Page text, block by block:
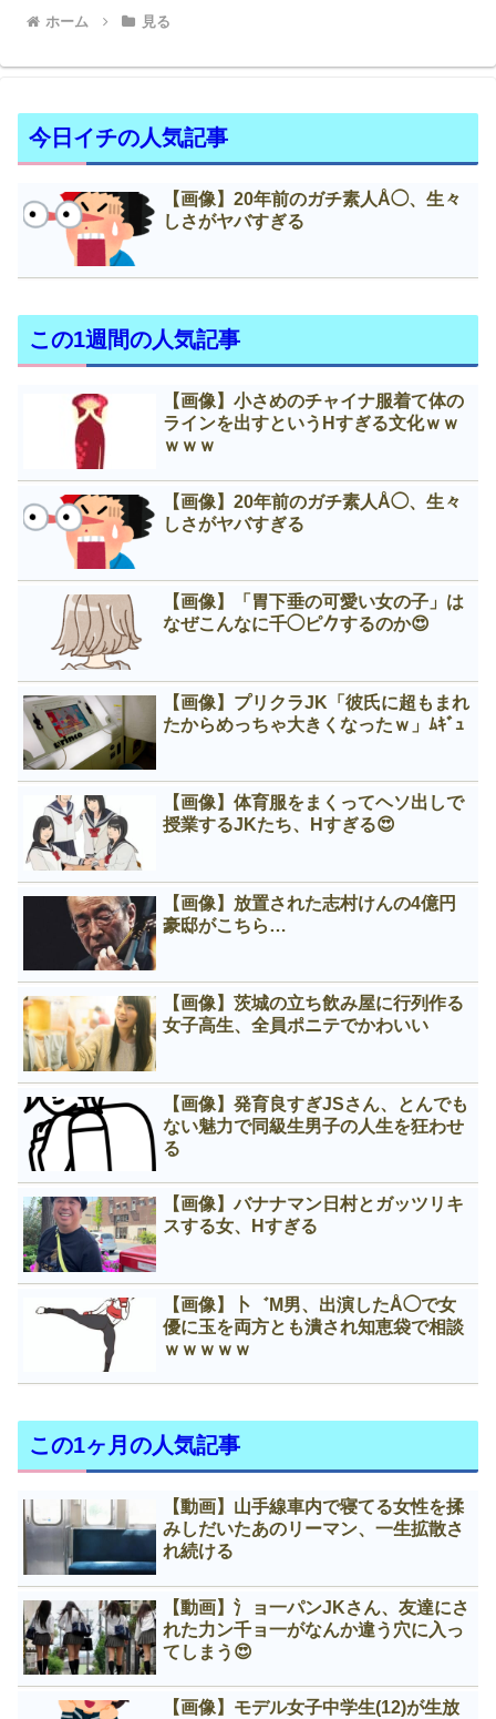
ホーム 見る
今日イチの人気記事
【画像】20年前のガチ素人Å◯、生々
しさがヤバすぎる
この1週間の人気記事
【画像】小さめのチャイナ服着て体の
ラインを出すというНすぎる文化ｗｗ
ｗｗｗ
【画像】20年前のガチ素人Å◯、生々
しさがヤバすぎる
【画像】「胃下垂の可愛い女の子」は
なぜこんなに千◯ピ𠂊するのか😍
【画像】プリクラJK「彼氏に超もまれ
たからめっちゃ大きくなったｗ」ﾑｷﾞｭ
【画像】体育服をまくってヘソ出しで
授業するJKたち、Нすぎる😍
【画像】放置された志村けんの4億円
豪邸がこちら…
【画像】茨城の立ち飲み屋に行列作る
女子高生、全員ポニテでかわいい
【画像】発育良すぎJSさん、とんでも
ない魅力で同級生男子の人生を狂わせ
る
【画像】バナナマン日村とガッツリキ
スする女、Нすぎる
【画像】卜゛M男、出演したÅ◯で女
優に玉を両方とも潰され知恵袋で相談
ｗｗｗｗｗ
この1ヶ月の人気記事
【動画】山手線車内で寝てる女性を揉
みしだいたあのリーマン、一生拡散さ
れ続ける
【動画】氵ョ一パンJKさん、友達にさ
れた力ン千ョ一がなんか違う穴に入っ
てしまう😍
【画像】モデル女子中学生(12)が生放